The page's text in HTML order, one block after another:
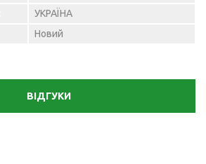
УКРАЇНА
Новий
ВІДГУКИ